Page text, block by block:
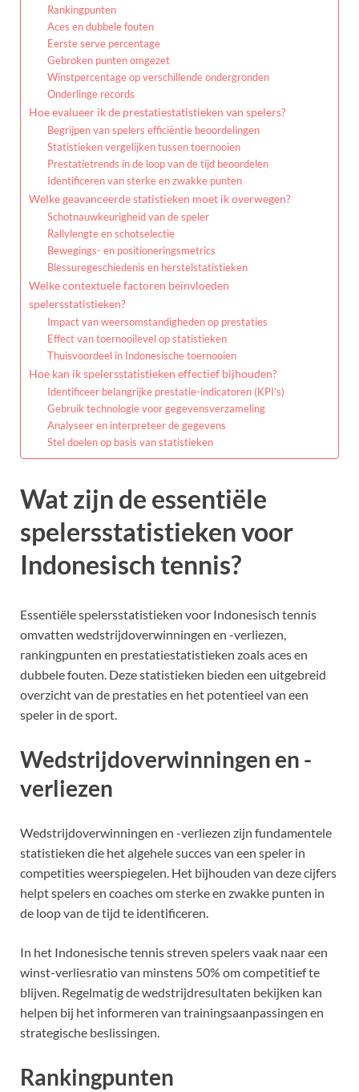
Rankingpunten
Aces en dubbele fouten
Eerste serve percentage
Gebroken punten omgezet
Winstpercentage op verschillende ondergronden
Onderlinge records
Hoe evalueer ik de prestatiestatistieken van spelers?
Begrijpen van spelers efficiëntie beoordelingen
Statistieken vergelijken tussen toernooien
Prestatietrends in de loop van de tijd beoordelen
Identificeren van sterke en zwakke punten
Welke geavanceerde statistieken moet ik overwegen?
Schotnauwkeurigheid van de speler
Rallylengte en schotselectie
Bewegings- en positioneringsmetrics
Blessuregeschiedenis en herstelstatistieken
Welke contextuele factoren beïnvloeden
spelersstatistieken?
Impact van weersomstandigheden op prestaties
Effect van toernooilevel op statistieken
Thuisvoordeel in Indonesische toernooien
Hoe kan ik spelersstatistieken effectief bijhouden?
Identificeer belangrijke prestatie-indicatoren (KPI’s)
Gebruik technologie voor gegevensverzameling
Analyseer en interpreteer de gegevens
Stel doelen op basis van statistieken
Wat zijn de essentiële
spelersstatistieken voor
Indonesisch tennis?
Essentiële spelersstatistieken voor Indonesisch tennis
omvatten wedstrijdoverwinningen en -verliezen,
rankingpunten en prestatiestatistieken zoals aces en
dubbele fouten. Deze statistieken bieden een uitgebreid
overzicht van de prestaties en het potentieel van een
speler in de sport.
Wedstrijdoverwinningen en -
verliezen
Wedstrijdoverwinningen en -verliezen zijn fundamentele
statistieken die het algehele succes van een speler in
competities weerspiegelen. Het bijhouden van deze cijfers
helpt spelers en coaches om sterke en zwakke punten in
de loop van de tijd te identificeren.
In het Indonesische tennis streven spelers vaak naar een
winst-verliesratio van minstens 50% om competitief te
blijven. Regelmatig de wedstrijdresultaten bekijken kan
helpen bij het informeren van trainingsaanpassingen en
strategische beslissingen.
Rankingpunten